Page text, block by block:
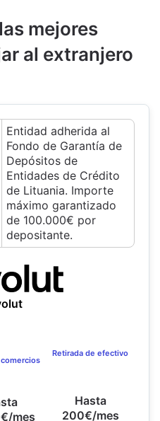
mejores
al extranjero
Entidad adherida al
Fondo de Garantía de
Depósitos de
Entidades de Crédito
de Lituania. Importe
máximo garantizado
de 100.000€ por
depositante.
mes
Retirada de efectivo
Hasta
200€/mes